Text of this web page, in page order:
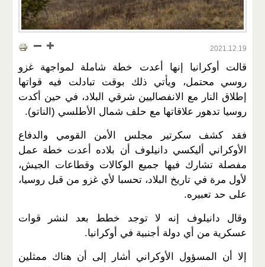
2021.12.19
قالت أوكرانيا إنها أعدت خطة شاملة لمواجهة غزو
روسي محتمل، ويأتي ذلك بوقت تبادلت فيه قواتها
إطلاق النار مع الانفصاليين شرقي البلاد، في حين أكدت
روسيا تدهور علاقاتها مع حلف شمال الأطلسي (الناتو).
فقد كشف سكرتير مجلس الأمن القومي والدفاع
الأوكراني أليكسي دانيلوف أن بلاده أعدت خطة عمل
مفصلة تشارك فيها جميع الوكالات وقطاعات الجيش،
لأول مرة في تاريخ البلاد، تحسبا لأي غزو من قبل روسيا،
على حد تعبيره.
وقال دانيلوف إنه لا توجد خطط بعد لنشر قوات
عسكرية من أي دولة أجنبية في أوكرانيا.
إلا أن المسؤول الأوكراني أشار إلى أن هناك ممثلين